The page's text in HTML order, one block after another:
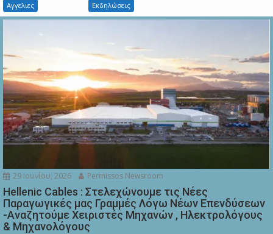
Αγγελιες Εκδηλώσεις
29 Ιουνίου, 2026 Permissos Newsroom
Hellenic Cables : Στελεχώνουμε τις Νέες
Παραγωγικές μας Γραμμές Λόγω Νέων Επενδύσεων
-Αναζητούμε Χειριστές Μηχανών , Ηλεκτρολόγους
& Μηχανολόγους